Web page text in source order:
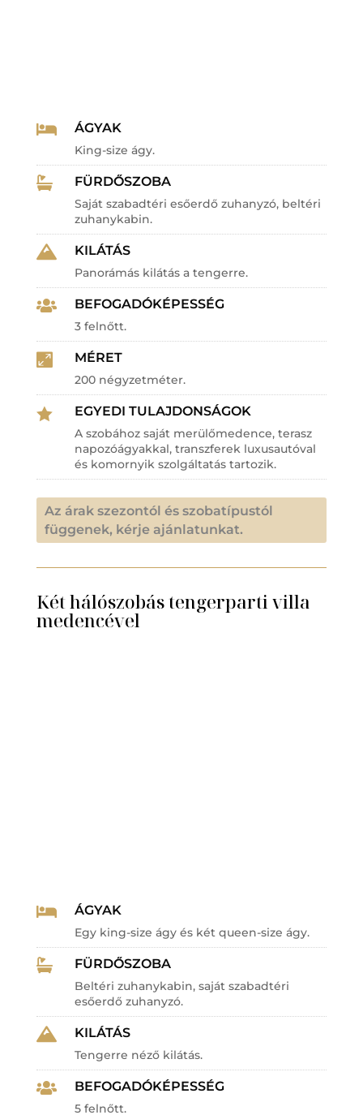
 ÁGYAK
King-size ágy.
 FÜRDŐSZOBA
Saját szabadtéri esőerdő zuhanyzó, beltéri
zuhanykabin.
 KILÁTÁS
Panorámás kilátás a tengerre.
 BEFOGADÓKÉPESSÉG
3 felnőtt.
 MÉRET
200 négyzetméter.
 EGYEDI TULAJDONSÁGOK
A szobához saját merülőmedence, terasz
napozóágyakkal, transzferek luxusautóval
és komornyik szolgáltatás tartozik.
Az árak szezontól és szobatípustól
függenek, kérje ajánlatunkat.
Két hálószobás tengerparti villa
medencével
 ÁGYAK
Egy king-size ágy és két queen-size ágy.
 FÜRDŐSZOBA
Beltéri zuhanykabin, saját szabadtéri
esőerdő zuhanyzó.
 KILÁTÁS
Tengerre néző kilátás.
 BEFOGADÓKÉPESSÉG
5 felnőtt.